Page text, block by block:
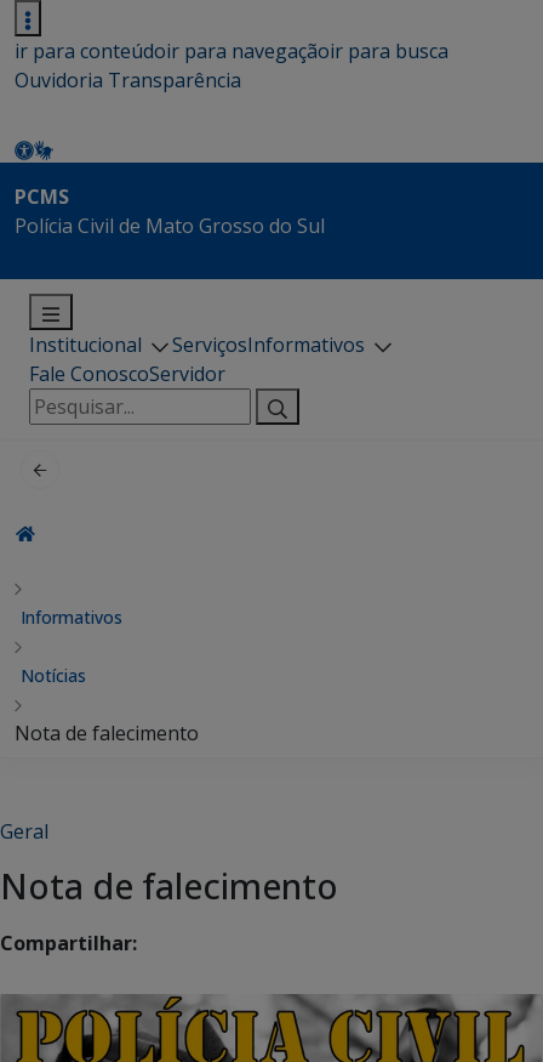
ir para conteúdoir para navegaçãoir para busca
Ouvidoria Transparência
PCMS
Polícia Civil de Mato Grosso do Sul
Institucional ServiçosInformativos
Fale ConoscoServidor
Pesquisar
por:
Informativos
Notícias
Nota de falecimento
Geral
Nota de falecimento
Compartilhar: